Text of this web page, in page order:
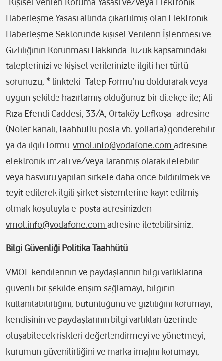
Haberleşme Yasası altında çıkartılmış olan Elektronik
Haberleşme Sektöründe kişisel Verilerin İşlenmesi ve
Gizliliğinin Korunması Hakkında Tüzük kapsamındaki
taleplerinizi ve kişisel verilerinizle ilgili her türlü
sorunuzu, * linkteki Talep Formu’nu doldurarak veya
uygun şekilde hazırlamış olduğunuz bir dilekçe ile; Ali
Rıza Efendi Caddesi, 33/A, Ortaköy Lefkoşa adresine
(Noter kanalı, taahhütlü posta vb. yollarla) gönderebilir
ya da ilgili formu vmol.info@vodafone.com adresine
elektronik imzalı ve/veya taranmış olarak iletebilir
veya başvuru yapılan şirkete daha önce bildirilmek ve
teyit edilerek ilgili şirket sistemlerine kayıt edilmiş
olmak koşuluyla e-posta adresinizden
vmol.info@vodafone.com adresine iletebilirsiniz.
Bilgi Güvenliği Politika Taahhütü
VMOL kendilerinin ve paydaşlarının bilgi varlıklarına
güvenli bir şekilde erişim sağlamayı, bilginin
kullanılabilirliğini, bütünlüğünü ve gizliliğini korumayı,
kendisinin ve paydaşlarının bilgi varlıkları üzerinde
oluşabilecek riskleri değerlendirmeyi ve yönetmeyi,
kurumun güvenilirliğini ve marka imajını korumayı,